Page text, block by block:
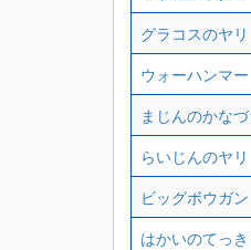
グラコスのヤリ
ウォーハンマー
まじんのかな
らいじんのヤリ
ビッグボウガン
はかいのてっき